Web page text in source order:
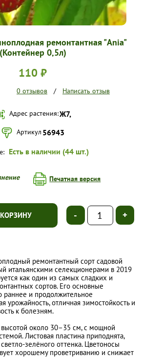
ремонтантная "Ania"
(Контейнер 0,5л)
110 ₽
0 отзывов / Написать отзыв
Адрес растения:Ж7,
Артикул 56943
Есть в наличии (44 шт.)
Печатная версия
- +
ремонтантный сорт садовой
итальянскими селекционерами в 2019
как один из самых сладких и
сортов. Его основные
раннее и продолжительное
урожайность, отличная зимостойкость и
к болезням.
около 30–35 см, с мощной
Листовая пластина приподнята,
зелёного оттенка. Цветоносы
хорошему проветриванию и снижает